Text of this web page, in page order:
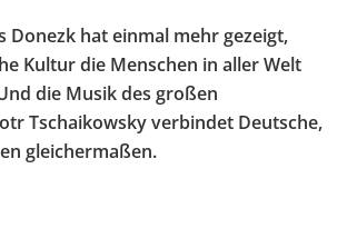
Donezk hat einmal mehr gezeigt,
Kultur die Menschen in aller Welt
die Musik des großen
Tschaikowsky verbindet Deutsche,
gleichermaßen.